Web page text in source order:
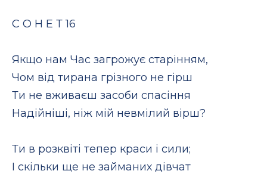
С О Н Е Т 16
Якщо нам Час загрожує старінням,
Чом від тирана грізного не гірш
Ти не вживаєш засоби спасіння
Надійніші, ніж мій невмілий вірш?
Ти в розквіті тепер краси і сили;
І скільки ще не займаних дівчат